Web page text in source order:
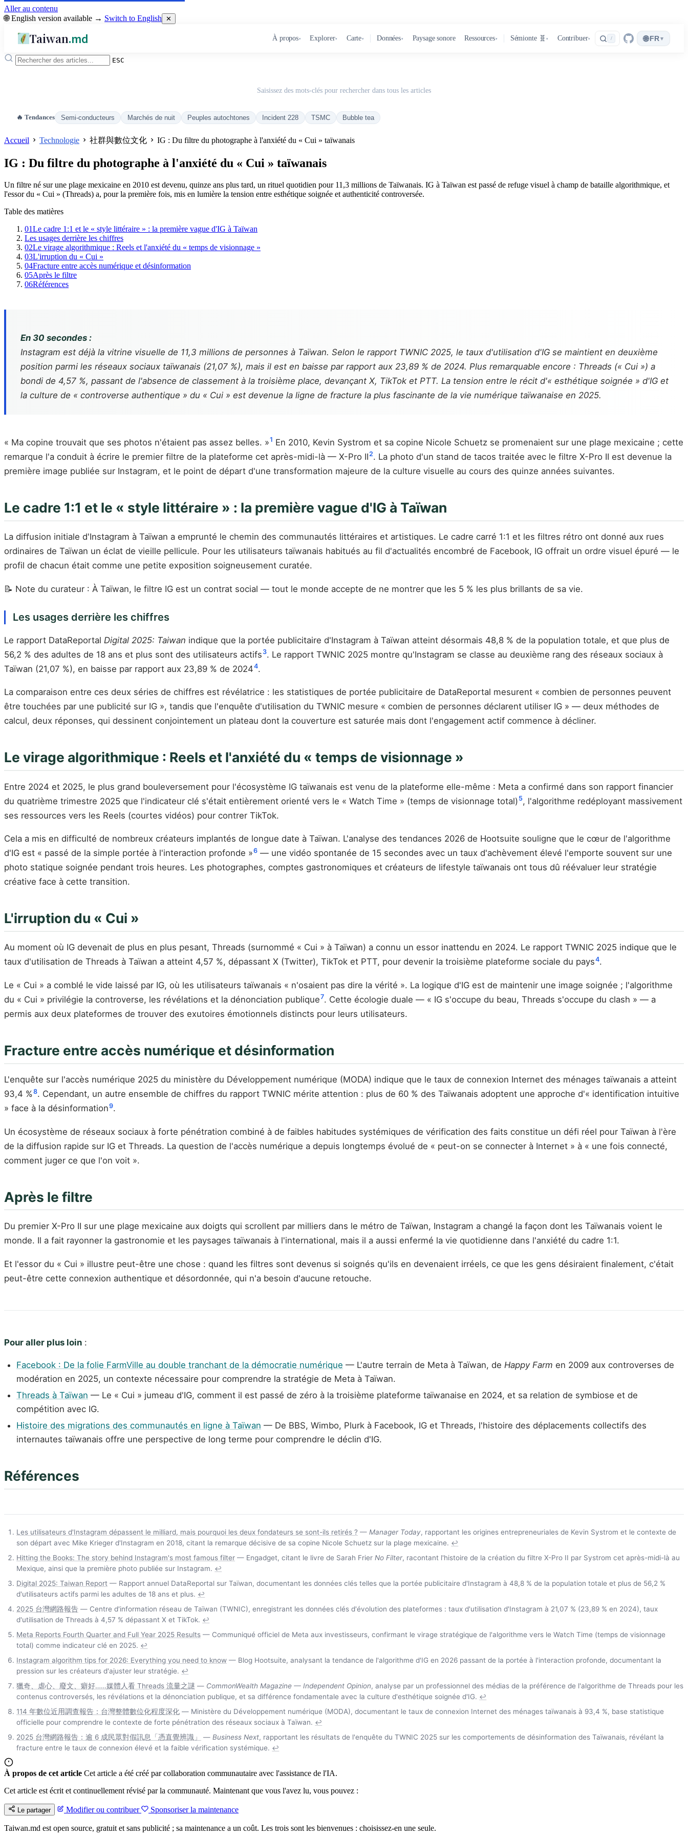
Aller au contenu
🌐 English version available → Switch to English ✕
Taiwan.md À propos▾ Explorer▾ Carte▾ Données▾ Paysage sonore Ressources▾ Sémionte 🧬 ▾ Contribuer▾ / 🌐FR ▾
ESC
Saisissez des mots-clés pour rechercher dans tous les articles
🔥 Tendances Semi-conducteurs Marchés de nuit Peuples autochtones Incident 228 TSMC Bubble tea
Accueil Technologie 社群與數位文化 IG : Du filtre du photographe à l'anxiété du « Cui » taïwanais
IG : Du filtre du photographe à l'anxiété du « Cui » taïwanais
Un filtre né sur une plage mexicaine en 2010 est devenu, quinze ans plus tard, un rituel quotidien pour 11,3 millions de Taïwanais. IG à Taïwan est passé de refuge visuel à champ de bataille algorithmique, et
l'essor du « Cui » (Threads) a, pour la première fois, mis en lumière la tension entre esthétique soignée et authenticité controversée.
Table des matières
01Le cadre 1:1 et le « style littéraire » : la première vague d'IG à Taïwan
Les usages derrière les chiffres
02Le virage algorithmique : Reels et l'anxiété du « temps de visionnage »
03L'irruption du « Cui »
04Fracture entre accès numérique et désinformation
05Après le filtre
06Références
En 30 secondes :
Instagram est déjà la vitrine visuelle de 11,3 millions de personnes à Taïwan. Selon le rapport TWNIC 2025, le taux d'utilisation d'IG se maintient en deuxième
position parmi les réseaux sociaux taïwanais (21,07 %), mais il est en baisse par rapport aux 23,89 % de 2024. Plus remarquable encore : Threads (« Cui ») a
bondi de 4,57 %, passant de l'absence de classement à la troisième place, devançant X, TikTok et PTT. La tension entre le récit d'« esthétique soignée » d'IG et
la culture de « controverse authentique » du « Cui » est devenue la ligne de fracture la plus fascinante de la vie numérique taïwanaise en 2025.
« Ma copine trouvait que ses photos n'étaient pas assez belles. »1 En 2010, Kevin Systrom et sa copine Nicole Schuetz se promenaient sur une plage mexicaine ; cette
remarque l'a conduit à écrire le premier filtre de la plateforme cet après-midi-là — X-Pro II2. La photo d'un stand de tacos traitée avec le filtre X-Pro II est devenue la
première image publiée sur Instagram, et le point de départ d'une transformation majeure de la culture visuelle au cours des quinze années suivantes.
Le cadre 1:1 et le « style littéraire » : la première vague d'IG à Taïwan
La diffusion initiale d'Instagram à Taïwan a emprunté le chemin des communautés littéraires et artistiques. Le cadre carré 1:1 et les filtres rétro ont donné aux rues
ordinaires de Taïwan un éclat de vieille pellicule. Pour les utilisateurs taïwanais habitués au fil d'actualités encombré de Facebook, IG offrait un ordre visuel épuré — le
profil de chacun était comme une petite exposition soigneusement curatée.
📝 Note du curateur : À Taïwan, le filtre IG est un contrat social — tout le monde accepte de ne montrer que les 5 % les plus brillants de sa vie.
Les usages derrière les chiffres
Le rapport DataReportal Digital 2025: Taiwan indique que la portée publicitaire d'Instagram à Taïwan atteint désormais 48,8 % de la population totale, et que plus de
56,2 % des adultes de 18 ans et plus sont des utilisateurs actifs 3. Le rapport TWNIC 2025 montre qu'Instagram se classe au deuxième rang des réseaux sociaux à
Taïwan (21,07 %), en baisse par rapport aux 23,89 % de 20244.
La comparaison entre ces deux séries de chiffres est révélatrice : les statistiques de portée publicitaire de DataReportal mesurent « combien de personnes peuvent
être touchées par une publicité sur IG », tandis que l'enquête d'utilisation du TWNIC mesure « combien de personnes déclarent utiliser IG » — deux méthodes de
calcul, deux réponses, qui dessinent conjointement un plateau dont la couverture est saturée mais dont l'engagement actif commence à décliner.
Le virage algorithmique : Reels et l'anxiété du « temps de visionnage »
Entre 2024 et 2025, le plus grand bouleversement pour l'écosystème IG taïwanais est venu de la plateforme elle-même : Meta a confirmé dans son rapport financier
du quatrième trimestre 2025 que l'indicateur clé s'était entièrement orienté vers le « Watch Time » (temps de visionnage total) 5, l'algorithme redéployant massivement
ses ressources vers les Reels (courtes vidéos) pour contrer TikTok.
Cela a mis en difficulté de nombreux créateurs implantés de longue date à Taïwan. L'analyse des tendances 2026 de Hootsuite souligne que le cœur de l'algorithme
d'IG est « passé de la simple portée à l'interaction profonde »6 — une vidéo spontanée de 15 secondes avec un taux d'achèvement élevé l'emporte souvent sur une
photo statique soignée pendant trois heures. Les photographes, comptes gastronomiques et créateurs de lifestyle taïwanais ont tous dû réévaluer leur stratégie
créative face à cette transition.
L'irruption du « Cui »
Au moment où IG devenait de plus en plus pesant, Threads (surnommé « Cui » à Taïwan) a connu un essor inattendu en 2024. Le rapport TWNIC 2025 indique que le
taux d'utilisation de Threads à Taïwan a atteint 4,57 %, dépassant X (Twitter), TikTok et PTT, pour devenir la troisième plateforme sociale du pays4.
Le « Cui » a comblé le vide laissé par IG, où les utilisateurs taïwanais « n'osaient pas dire la vérité ». La logique d'IG est de maintenir une image soignée ; l'algorithme
du « Cui » privilégie la controverse, les révélations et la dénonciation publique7. Cette écologie duale — « IG s'occupe du beau, Threads s'occupe du clash » — a
permis aux deux plateformes de trouver des exutoires émotionnels distincts pour leurs utilisateurs.
Fracture entre accès numérique et désinformation
L'enquête sur l'accès numérique 2025 du ministère du Développement numérique (MODA) indique que le taux de connexion Internet des ménages taïwanais a atteint
93,4 %8. Cependant, un autre ensemble de chiffres du rapport TWNIC mérite attention : plus de 60 % des Taïwanais adoptent une approche d'« identification intuitive
» face à la désinformation9.
Un écosystème de réseaux sociaux à forte pénétration combiné à de faibles habitudes systémiques de vérification des faits constitue un défi réel pour Taïwan à l'ère
de la diffusion rapide sur IG et Threads. La question de l'accès numérique a depuis longtemps évolué de « peut-on se connecter à Internet » à « une fois connecté,
comment juger ce que l'on voit ».
Après le filtre
Du premier X-Pro II sur une plage mexicaine aux doigts qui scrollent par milliers dans le métro de Taïwan, Instagram a changé la façon dont les Taïwanais voient le
monde. Il a fait rayonner la gastronomie et les paysages taïwanais à l'international, mais il a aussi enfermé la vie quotidienne dans l'anxiété du cadre 1:1.
Et l'essor du « Cui » illustre peut-être une chose : quand les filtres sont devenus si soignés qu'ils en devenaient irréels, ce que les gens désiraient finalement, c'était
peut-être cette connexion authentique et désordonnée, qui n'a besoin d'aucune retouche.
Pour aller plus loin :
Facebook : De la folie FarmVille au double tranchant de la démocratie numérique — L'autre terrain de Meta à Taïwan, de Happy Farm en 2009 aux controverses de
modération en 2025, un contexte nécessaire pour comprendre la stratégie de Meta à Taïwan.
Threads à Taïwan — Le « Cui » jumeau d'IG, comment il est passé de zéro à la troisième plateforme taïwanaise en 2024, et sa relation de symbiose et de
compétition avec IG.
Histoire des migrations des communautés en ligne à Taïwan — De BBS, Wimbo, Plurk à Facebook, IG et Threads, l'histoire des déplacements collectifs des
internautes taïwanais offre une perspective de long terme pour comprendre le déclin d'IG.
Références
Les utilisateurs d'Instagram dépassent le milliard, mais pourquoi les deux fondateurs se sont-ils retirés ? — Manager Today, rapportant les origines entrepreneuriales de Kevin Systrom et le contexte de
son départ avec Mike Krieger d'Instagram en 2018, citant la remarque décisive de sa copine Nicole Schuetz sur la plage mexicaine. ↩
Hitting the Books: The story behind Instagram's most famous filter — Engadget, citant le livre de Sarah Frier No Filter, racontant l'histoire de la création du filtre X-Pro II par Systrom cet après-midi-là au
Mexique, ainsi que la première photo publiée sur Instagram. ↩
Digital 2025: Taiwan Report — Rapport annuel DataReportal sur Taïwan, documentant les données clés telles que la portée publicitaire d'Instagram à 48,8 % de la population totale et plus de 56,2 %
d'utilisateurs actifs parmi les adultes de 18 ans et plus. ↩
2025 台灣網路報告 — Centre d'information réseau de Taïwan (TWNIC), enregistrant les données clés d'évolution des plateformes : taux d'utilisation d'Instagram à 21,07 % (23,89 % en 2024), taux
d'utilisation de Threads à 4,57 % dépassant X et TikTok. ↩
Meta Reports Fourth Quarter and Full Year 2025 Results — Communiqué officiel de Meta aux investisseurs, confirmant le virage stratégique de l'algorithme vers le Watch Time (temps de visionnage
total) comme indicateur clé en 2025. ↩
Instagram algorithm tips for 2026: Everything you need to know — Blog Hootsuite, analysant la tendance de l'algorithme d'IG en 2026 passant de la portée à l'interaction profonde, documentant la
pression sur les créateurs d'ajuster leur stratégie. ↩
獵奇、虐心、廢文、癖好……媒體人看 Threads 流量之謎 — CommonWealth Magazine — Independent Opinion, analyse par un professionnel des médias de la préférence de l'algorithme de Threads pour les
contenus controversés, les révélations et la dénonciation publique, et sa différence fondamentale avec la culture d'esthétique soignée d'IG. ↩
114 年數位近用調查報告：台灣整體數位化程度深化 — Ministère du Développement numérique (MODA), documentant le taux de connexion Internet des ménages taïwanais à 93,4 %, base statistique
officielle pour comprendre le contexte de forte pénétration des réseaux sociaux à Taïwan. ↩
2025 台灣網路報告：逾 6 成民眾對假訊息「憑直覺辨識」 — Business Next, rapportant les résultats de l'enquête du TWNIC 2025 sur les comportements de désinformation des Taïwanais, révélant la
fracture entre le taux de connexion élevé et la faible vérification systémique. ↩
À propos de cet article Cet article a été créé par collaboration communautaire avec l'assistance de l'IA.
Cet article est écrit et continuellement révisé par la communauté. Maintenant que vous l'avez lu, vous pouvez :
Le partager Modifier ou contribuer Sponsoriser la maintenance
Taiwan.md est open source, gratuit et sans publicité ; sa maintenance a un coût. Les trois sont les bienvenues : choisissez-en une seule.